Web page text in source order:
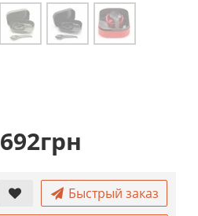
692грн
Быстрый заказ